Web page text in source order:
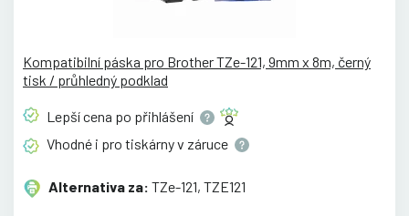
Kompatibilní páska pro Brother TZe-121, 9mm x 8m, černý
tisk / průhledný podklad
Lepší cena po přihlášení
Vhodné i pro tiskárny v záruce
Alternativa za: TZe-121, TZE121